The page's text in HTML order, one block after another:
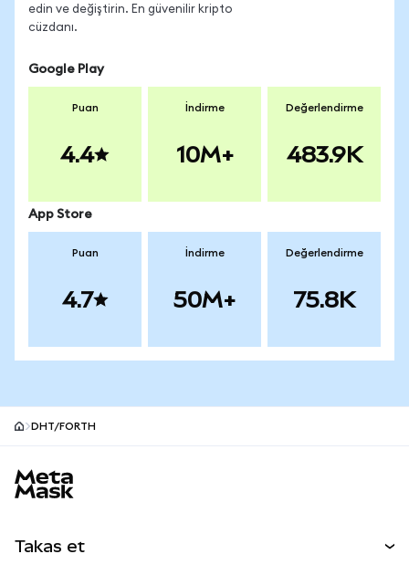
edin ve değiştirin. En güvenilir kripto
cüzdanı.
Google Play
Puan
4.4
İndirme
10M+
Değerlendirme
483.9K
App Store
Puan
4.7
İndirme
50M+
Değerlendirme
75.8K
DHT/FORTH
Takas et